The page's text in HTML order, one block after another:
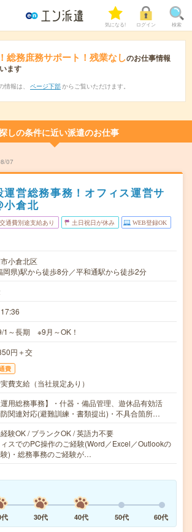
気になる! ログイン 検索
総務庶務サポート！残業なしのお仕事情報
ます
情報は、 ページ下部 からご覧いただけます。
しの条件に近い派遣のお仕事
07
運営総務事務！オフィス運営サ
小倉北
交通費別途支給あり 土日祝日が休み WEB登録OK
小倉北区
岡県)駅から徒歩8分／平和通駅から徒歩2分
1～長期 ※9月～OK！
円＋交
費
費支給（当社規定あり）
運用総務事務】・什器・備品管理、遊休品有効活
関連対応(避難訓練・書類提出)・不具合箇所…
験OK / ブランクOK / 英語力不要
ィスでのPC操作のご経験(Word／Excel／Outlookの
)・総務事務のご経験が…
30代 40代 50代 60代